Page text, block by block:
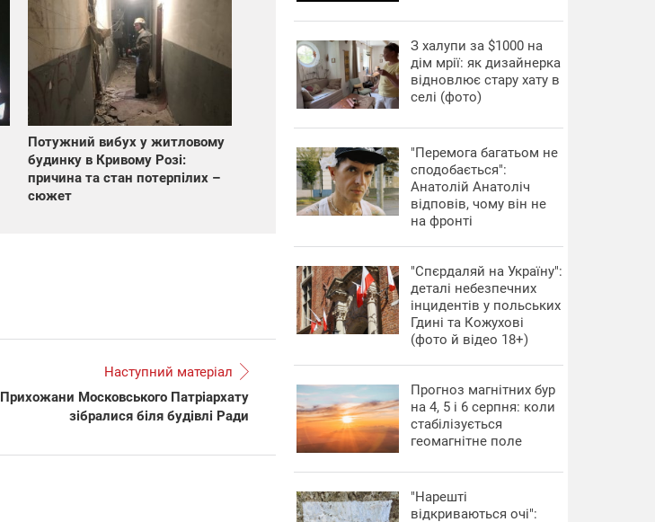
Потужний вибух у житловому
будинку в Кривому Розі:
причина та стан потерпілих –
сюжет
Наступний матеріал
Прихожани Московського Патріархату
зібралися біля будівлі Ради
З халупи за $1000 на
дім мрії: як дизайнерка
відновлює стару хату в
селі (фото)
"Перемога багатьом не
сподобається":
Анатолій Анатоліч
відповів, чому він не
на фронті
"Спєрдаляй на Україну":
деталі небезпечних
інцидентів у польських
Гдині та Кожухові
(фото й відео 18+)
Прогноз магнітних бур
на 4, 5 і 6 серпня: коли
стабілізується
геомагнітне поле
"Нарешті
відкриваються очі":